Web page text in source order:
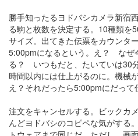
勝手知ったるヨドバシカメラ新宿
る駒と枚数を決定する。10種類を
サイズ。出てきた伝票をカウンタ
5:00pmになるという。え？ なぜ
る？ いつもだと、たいていは30
時間以内には仕上がるのに。機械
え？それだったら5:00pmにだって
注文をキャンセルする。ビックカ
んどヨドバシのコピペな気がする